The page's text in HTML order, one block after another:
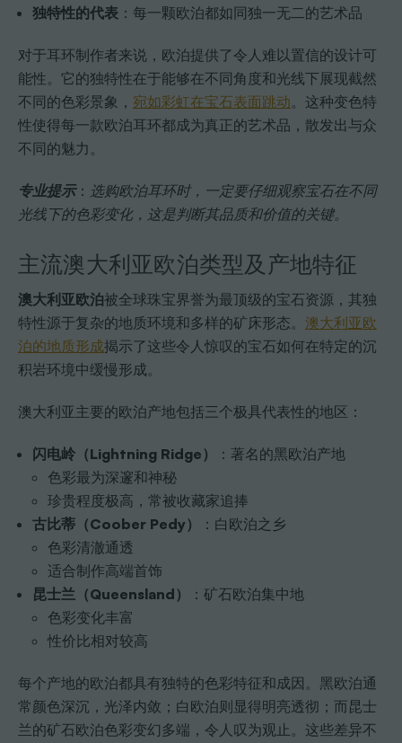
独特性的代表 ：每一颗欧泊都如同独一无二的艺术品
对于耳环制作者来说，欧泊提供了令人难以置信的设计可
能性。它的独特性在于能够在不同角度和光线下展现截然
不同的色彩景象， 宛如彩虹在宝石表面跳动。这种变色特
性使得每一款欧泊耳环都成为真正的艺术品，散发出与众
不同的魅力。
专业提示： 选购欧泊耳环时，一定要仔细观察宝石在不同
光线下的色彩变化，这是判断其品质和价值的关键。
主流澳大利亚欧泊类型及产地特征
澳大利亚欧泊被全球珠宝界誉为最顶级的宝石资源，其独
特性源于复杂的地质环境和多样的矿床形态。 澳大利亚欧
泊的地质形成揭示了这些令人惊叹的宝石如何在特定的沉
积岩环境中缓慢形成。
澳大利亚主要的欧泊产地包括三个极具代表性的地区：
闪电岭（Lightning Ridge）
：著名的黑欧泊产地
色彩最为深邃和神秘
珍贵程度极高，常被收藏家追捧
古比蒂（Coober Pedy）
：白欧泊之乡
色彩清澈通透
适合制作高端首饰
昆士兰（Queensland）
：矿石欧泊集中地
色彩变化丰富
性价比相对较高
每个产地的欧泊都具有独特的色彩特征和成因。黑欧泊通
常颜色深沉，光泽内敛；白欧泊则显得明亮透彻；而昆士
兰的矿石欧泊色彩变幻多端，令人叹为观止。这些差异不